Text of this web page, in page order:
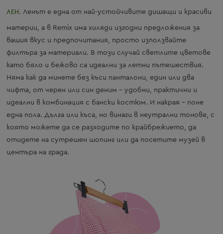
ЛЕН. Ленът е една от най-устойчивите дишащи и красиви
материи, а в Remix има хиляди изгодни предложения за
вашия вкус и предпочитания, просто използвайте
филтъра за материали. В този случай светлите цветове
като бяло и бежово са идеални за летни пътешествия.
Няма как да минете без къси панталони, един или два
чифта, от черен или син деним – удобни, практични и
идеални в комбинация с бански костюм. И накрая – поне
една пола. Дълга или къса, но винаги в неутрални тонове, с
която можете да се разходите по крайбрежието, да
отидете на сутрешен шопинг или да посетите музей в
центъра на града.